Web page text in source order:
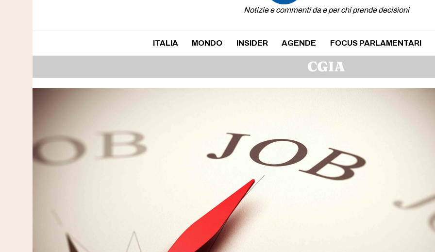
Notizie e commenti da e per chi prende decisioni
ITALIA MONDO INSIDER AGENDE FOCUS PARLAMENTARI
CGIA